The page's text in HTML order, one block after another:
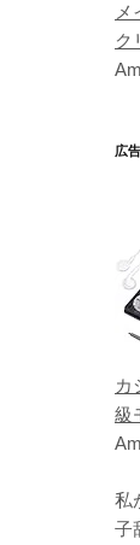
ク
広告
カ
級
私
子